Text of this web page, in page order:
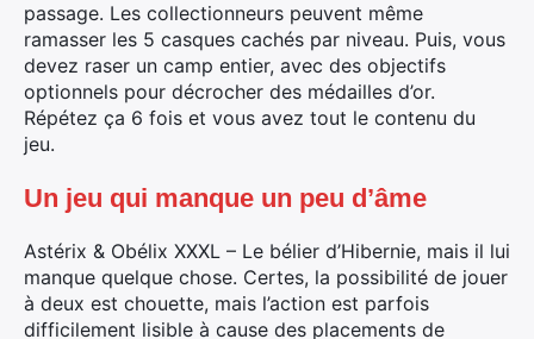
passage. Les collectionneurs peuvent même
ramasser les 5 casques cachés par niveau. Puis, vous
devez raser un camp entier, avec des objectifs
optionnels pour décrocher des médailles d’or.
Répétez ça 6 fois et vous avez tout le contenu du
jeu.
Un jeu qui manque un peu d’âme
Astérix & Obélix XXXL – Le bélier d’Hibernie, mais il lui
manque quelque chose. Certes, la possibilité de jouer
à deux est chouette, mais l’action est parfois
difficilement lisible à cause des placements de